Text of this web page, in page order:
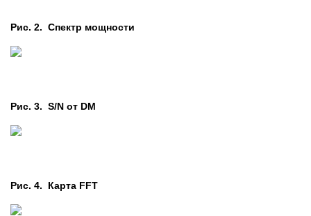
Рис. 2. Cпектр мощности
Рис. 3. S/N от DM
Рис. 4. Карта FFT